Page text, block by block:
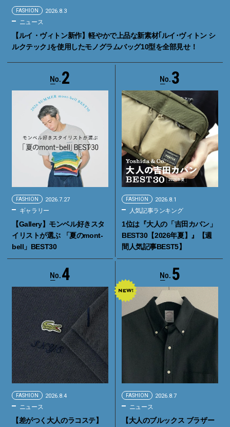
FASHION 2026.8.3
ニュース
【ルイ・ヴィトン新作】軽やかで上品な新素材｢ルイ･ヴィトン シ
ルクテック｣を使用したモノグラムバッグ10型を全部見せ！
2
FASHION 2026.7.27
ギャラリー
【Gallery】モンベル好きスタ
イリストが選ぶ 「夏のmont-
bell」BEST30
3
FASHION 2026.8.1
人気記事ランキング
1位は『大人の「吉田カバン」
BEST30【2026年夏】』【週
間人気記事BEST5】
4
FASHION 2026.8.4
ニュース
【差がつく大人のラコステ】
5
FASHION 2026.8.7
ニュース
【大人のブルックス ブラザー